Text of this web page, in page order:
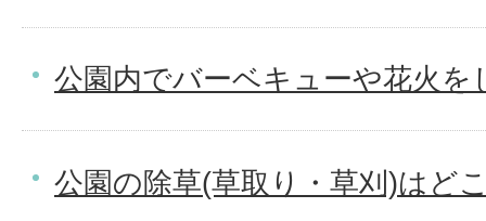
公園内でバーベキューや花火
公園の除草(草取り・草刈)はど